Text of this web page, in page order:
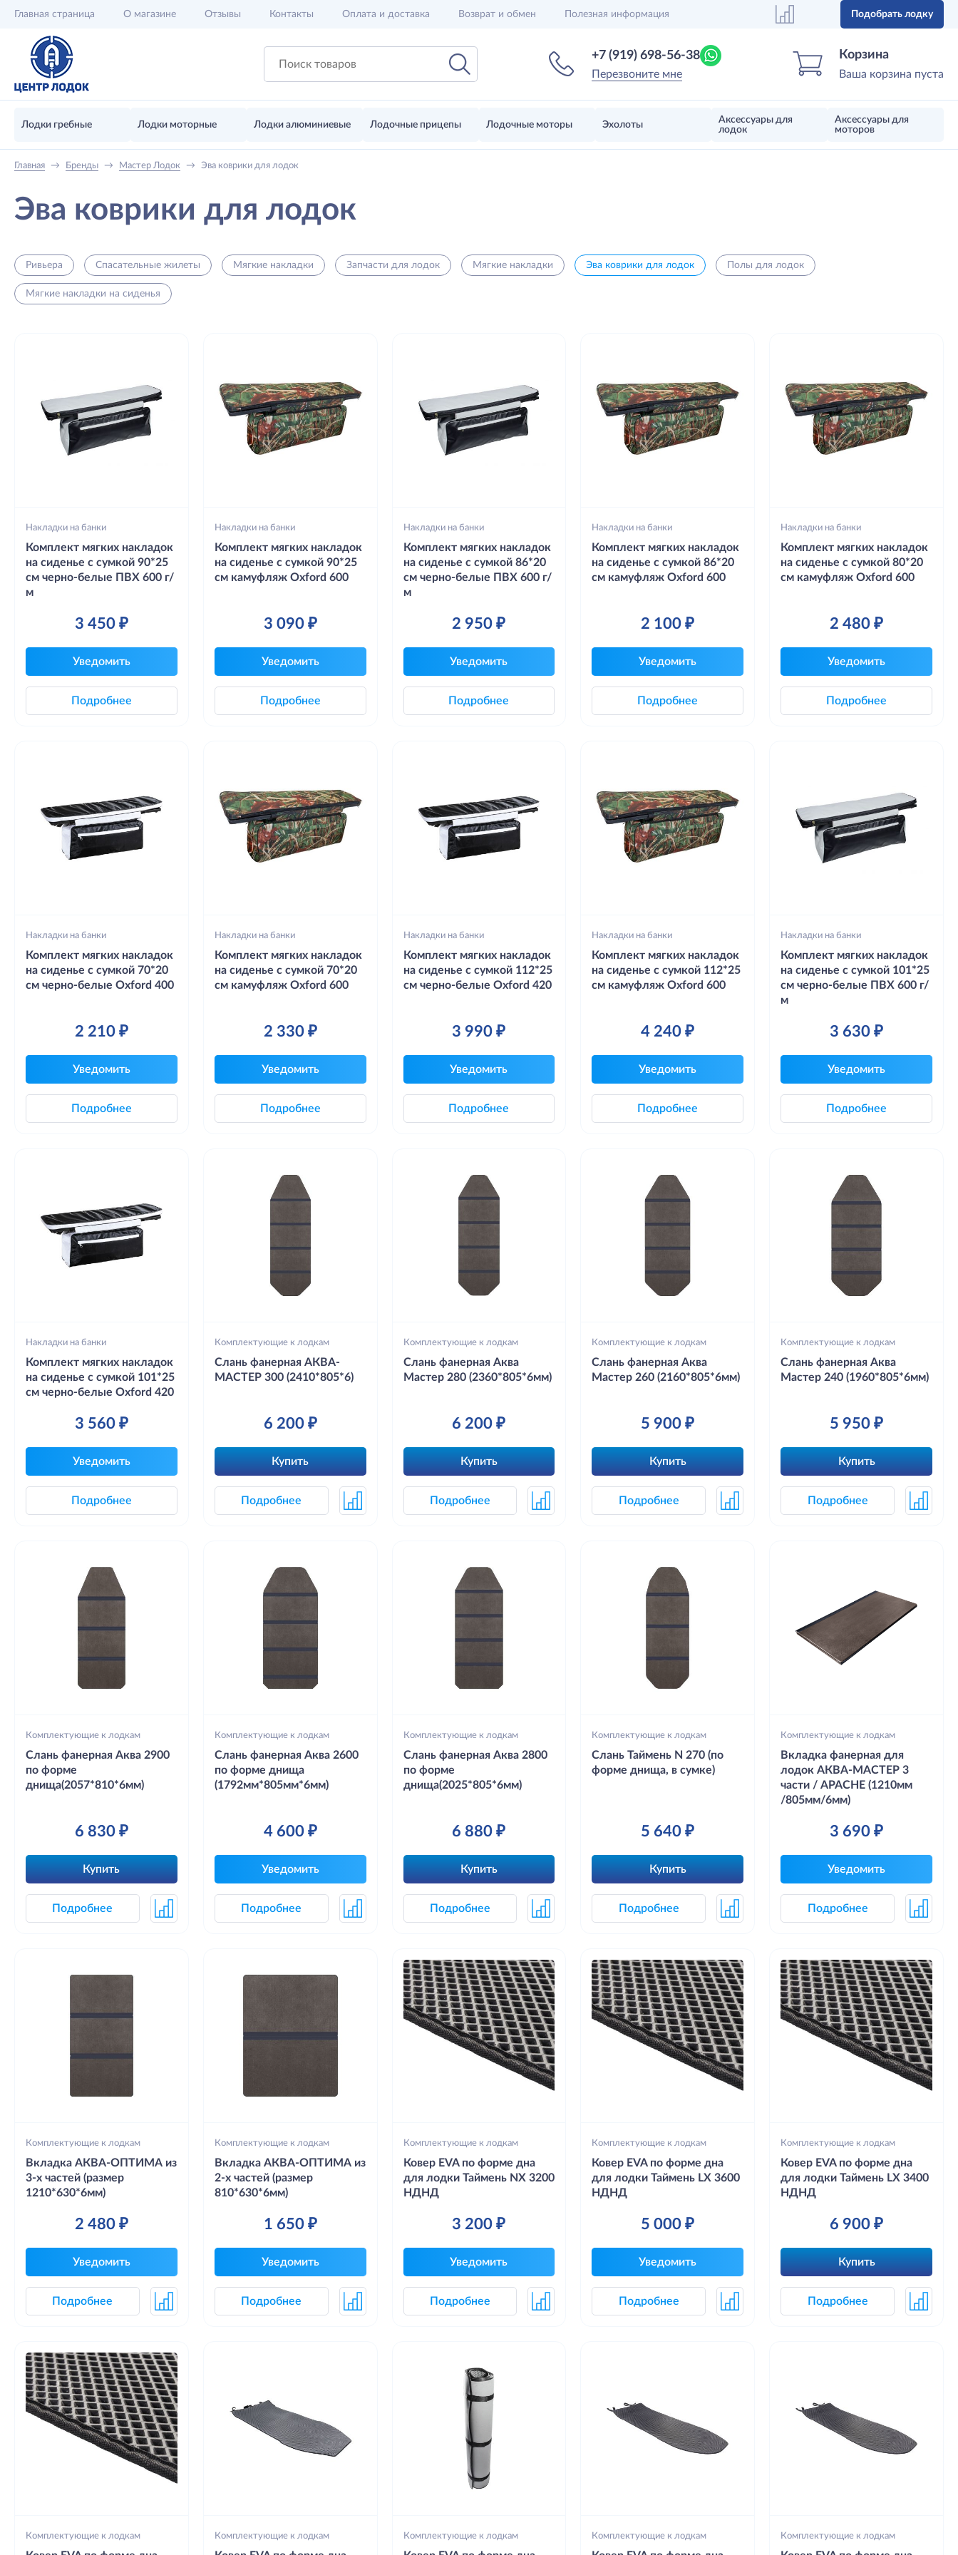
Главная страница О магазине Отзывы Контакты Оплата и доставка Возврат и обмен Полезная информация Подобрать лодку
Корзина
Ваша корзина пуста
+7 (919) 698-56-38
Перезвоните мне
Лодки гребные Лодки моторные Лодки алюминиевые Лодочные прицепы Лодочные моторы Эхолоты
Аксессуары для
лодок
Аксессуары для
моторов
Главная → Бренды → Мастер Лодок → Эва коврики для лодок
Эва коврики для лодок
Ривьера Спасательные жилеты Мягкие накладки Запчасти для лодок Мягкие накладки Эва коврики для лодок Полы для лодок
Мягкие накладки на сиденья
Накладки на банки
Комплект мягких накладок
на сиденье с сумкой 90*25
см черно-белые ПВХ 600 г/
м
3 450 ₽
Уведомить
Подробнее
Накладки на банки
Комплект мягких накладок
на сиденье с сумкой 90*25
см камуфляж Oxford 600
3 090 ₽
Уведомить
Подробнее
Накладки на банки
Комплект мягких накладок
на сиденье с сумкой 86*20
см черно-белые ПВХ 600 г/
м
2 950 ₽
Уведомить
Подробнее
Накладки на банки
Комплект мягких накладок
на сиденье с сумкой 86*20
см камуфляж Oxford 600
2 100 ₽
Уведомить
Подробнее
Накладки на банки
Комплект мягких накладок
на сиденье с сумкой 80*20
см камуфляж Oxford 600
2 480 ₽
Уведомить
Подробнее
Накладки на банки
Комплект мягких накладок
на сиденье с сумкой 70*20
см черно-белые Oxford 400
2 210 ₽
Уведомить
Подробнее
Накладки на банки
Комплект мягких накладок
на сиденье с сумкой 70*20
см камуфляж Oxford 600
2 330 ₽
Уведомить
Подробнее
Накладки на банки
Комплект мягких накладок
на сиденье с сумкой 112*25
см черно-белые Oxford 420
3 990 ₽
Уведомить
Подробнее
Накладки на банки
Комплект мягких накладок
на сиденье с сумкой 112*25
см камуфляж Oxford 600
4 240 ₽
Уведомить
Подробнее
Накладки на банки
Комплект мягких накладок
на сиденье с сумкой 101*25
см черно-белые ПВХ 600 г/
м
3 630 ₽
Уведомить
Подробнее
Накладки на банки
Комплект мягких накладок
на сиденье с сумкой 101*25
см черно-белые Oxford 420
3 560 ₽
Уведомить
Подробнее
Комплектующие к лодкам
Слань фанерная АКВА-
МАСТЕР 300 (2410*805*6)
6 200 ₽
Купить
Подробнее
Комплектующие к лодкам
Слань фанерная Аква
Мастер 280 (2360*805*6мм)
6 200 ₽
Купить
Подробнее
Комплектующие к лодкам
Слань фанерная Аква
Мастер 260 (2160*805*6мм)
5 900 ₽
Купить
Подробнее
Комплектующие к лодкам
Слань фанерная Аква
Мастер 240 (1960*805*6мм)
5 950 ₽
Купить
Подробнее
Комплектующие к лодкам
Слань фанерная Аква 2900
по форме
днища(2057*810*6мм)
6 830 ₽
Купить
Подробнее
Комплектующие к лодкам
Слань фанерная Аква 2600
по форме днища
(1792мм*805мм*6мм)
4 600 ₽
Уведомить
Подробнее
Комплектующие к лодкам
Слань фанерная Aква 2800
по форме
днища(2025*805*6мм)
6 880 ₽
Купить
Подробнее
Комплектующие к лодкам
Слань Таймень N 270 (по
форме днища, в сумке)
5 640 ₽
Купить
Подробнее
Комплектующие к лодкам
Вкладка фанерная для
лодок АКВА-МАСТЕР 3
части / APACHE (1210мм
/805мм/6мм)
3 690 ₽
Уведомить
Подробнее
Комплектующие к лодкам
Вкладка АКВА-ОПТИМА из
3-х частей (размер
1210*630*6мм)
2 480 ₽
Уведомить
Подробнее
Комплектующие к лодкам
Вкладка АКВА-ОПТИМА из
2-х частей (размер
810*630*6мм)
1 650 ₽
Уведомить
Подробнее
Комплектующие к лодкам
Ковер EVA по форме дна
для лодки Таймень NX 3200
НДНД
3 200 ₽
Уведомить
Подробнее
Комплектующие к лодкам
Ковер EVA по форме дна
для лодки Таймень LX 3600
НДНД
5 000 ₽
Уведомить
Подробнее
Комплектующие к лодкам
Ковер EVA по форме дна
для лодки Таймень LX 3400
НДНД
6 900 ₽
Купить
Подробнее
Комплектующие к лодкам Комплектующие к лодкам Комплектующие к лодкам Комплектующие к лодкам Комплектующие к лодкам